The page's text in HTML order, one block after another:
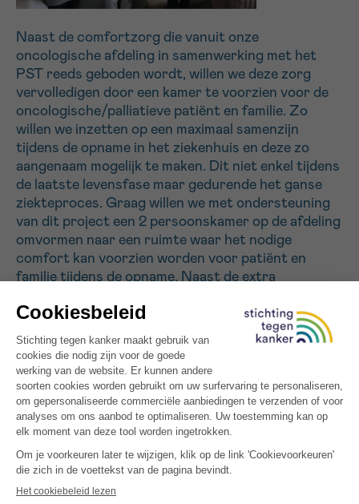
Naast de comfortzorg die vanuit onze
oncologische afdeling in samenwerking met het
PST reeds geboden wordt, willen we deze zorg
vervolledigen door een kamer te voorzien voor de
oncologische/palliatieve patiënt en familie. Zo
willen we inzetten op een maximaal samenzijn
tijdens de opname in het ziekenhuis en deze zo
aangenaam mogelijk te maken. Dit niet enkel tijdens
de laatste levensfase maar gedurende het ganse
ziekteproces. Graag willen we met ondersteuning
van dit project een 2 persoonskamer op de afdeling
omvormen naar een ruimte waar het nodige
comfort kan voorzien worden voor patiënt en
familie tijdens de opname. Naast de extra
de familie, LED TV, radio, Senseo… wordt de kamer
aangekleed met sfeerverlichting, raamdecoratie…
Tijdens het ziekteproces merken we dat het voor
de patiënt ook heel moeilijk is om aan
zelfstandigheid en waardigheid te moeten inboeten
zoals bv het toiletgebeuren. Daarvoor wordt een
tillift in het plafond voorzien waarbij de patiënt, die
douche in de badkamer kan.
We hopen met deze ruimte een meerwaarde te
Ik aanvaard degebruiksvoorwaarden
Sturen